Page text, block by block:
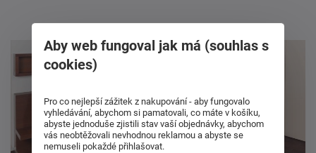
Aby web fungoval jak má (souhlas s
cookies)
Pro co nejlepší zážitek z nakupování - aby fungovalo
vyhledávání, abychom si pamatovali, co máte v košíku,
abyste jednoduše zjistili stav vaší objednávky, abychom
vás neobtěžovali nevhodnou reklamou a abyste se
nemuseli pokaždé přihlašovat.